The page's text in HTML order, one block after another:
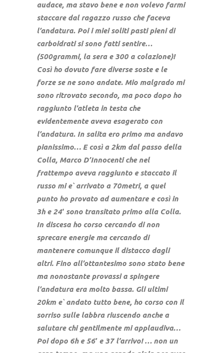
audace, ma stavo bene e non volevo farmi
staccare dal ragazzo russo che faceva
l’andatura. Poi i miei soliti pasti pieni di
carboidrati si sono fatti sentire…
(500grammi, la sera e 300 a colazione)!
Così ho dovuto fare diverse soste e le
forze se ne sono andate. Mio malgrado mi
sono ritrovato secondo, ma poco dopo ho
raggiunto l’atleta in testa che
evidentemente aveva esagerato con
l’andatura. In salita ero primo ma andavo
pianissimo… E così a 2km dal passo della
Colla, Marco D’Innocenti che nel
frattempo aveva raggiunto e staccato il
russo mi e` arrivato a 70metri, a quel
punto ho provato ad aumentare e così in
3h e 24′ sono transitato primo alla Colla.
In discesa ho corso cercando di non
sprecare energie ma cercando di
mantenere comunque il distacco dagli
altri. Fino all’ottantesimo sono stato bene
ma nonostante provassi a spingere
l’andatura era molto bassa. Gli ultimi
20km e` andato tutto bene, ho corso con il
sorriso sulle labbra riuscendo anche a
salutare chi gentilmente mi applaudiva…
Poi dopo 6h e 56′ e 37 l’arrivo! … non un